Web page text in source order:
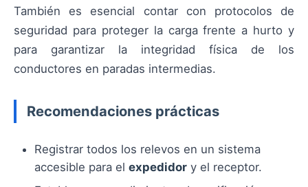
También es esencial contar con protocolos de
seguridad para proteger la carga frente a hurto y
para garantizar la integridad física de los
conductores en paradas intermedias.
Recomendaciones prácticas
Registrar todos los relevos en un sistema
accesible para el expedidor y el receptor.